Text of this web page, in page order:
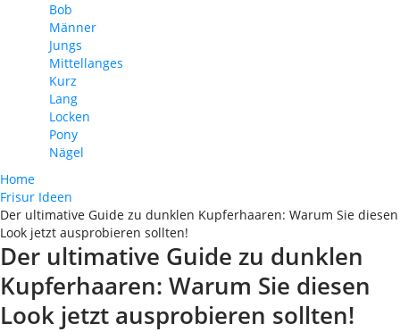
Bob
Männer
Jungs
Mittellanges
Kurz
Lang
Locken
Pony
Nägel
Home
Frisur Ideen
Der ultimative Guide zu dunklen Kupferhaaren: Warum Sie diesen
Look jetzt ausprobieren sollten!
Der ultimative Guide zu dunklen
Kupferhaaren: Warum Sie diesen
Look jetzt ausprobieren sollten!